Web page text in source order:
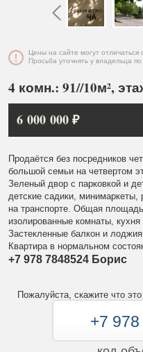
Цены на сайте могут отличаться
Просьба уточнять у владельца
4 комн.: 91//10м²,
6 000 000 ₽
Продаётся без посредников
большой семьи на четвертом
Зеленый двор с парковкой и
детские садики,
на транспорте. Общая
изолированные комнаты,
Застекленные балкон и
Квартира в нормальном
+7 978 7848524 Борис
Пожалуйста, скажите что
+7